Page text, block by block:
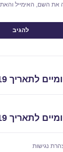
את השם, האימייל
לתאריך 19/08/2019
לתאריך 20/08/2019
נגישות